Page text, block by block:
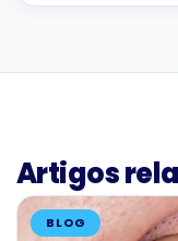
Artigos
BLOG